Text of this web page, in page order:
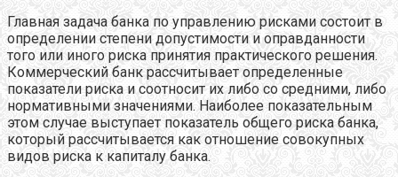
Главная задача банка по управлению рисками состоит в
определении степени допустимости и оправданности
того или иного риска принятия практического решения.
Коммерческий банк рассчитывает определенные
показатели риска и соотносит их либо со средними, либо
нормативными значениями. Наиболее показательным
этом случае выступает показатель общего риска банка,
который рассчитывается как отношение совокупных
видов риска к капиталу банка.